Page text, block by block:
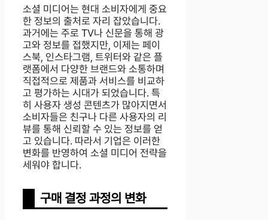
소셜 미디어는 현대 소비자에게 중요
한 정보의 출처로 자리 잡았습니다.
과거에는 주로 TV나 신문을 통해 광
고와 정보를 접했지만, 이제는 페이
스북, 인스타그램, 트위터와 같은 플
랫폼에서 다양한 브랜드와 소통하며
직접적으로 제품과 서비스를 비교하
고 평가하는 시대가 되었습니다. 특
히 사용자 생성 콘텐츠가 많아지면서
소비자들은 친구나 다른 사용자의 리
뷰를 통해 신뢰할 수 있는 정보를 얻
고 있습니다. 따라서 기업은 이러한
변화를 반영하여 소셜 미디어 전략을
세워야 합니다.
구매 결정 과정의 변화